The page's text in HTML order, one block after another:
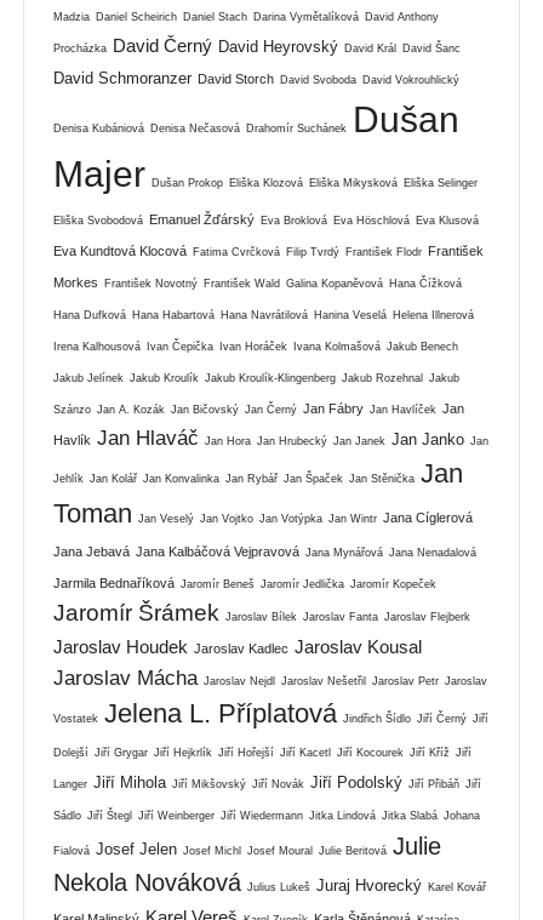
Madzia Daniel Scheirich Daniel Stach Darina Vymětalíková David Anthony
Procházka David Černý David Heyrovský David Král David Šanc
David Schmoranzer David Storch David Svoboda David Vokrouhlický
Denisa Kubániová Denisa Nečasová Drahomír Suchánek
Dušan
Majer Dušan Prokop Eliška Klozová Eliška Mikysková Eliška Selinger
Eliška Svobodová Emanuel Žďárský Eva Broklová Eva Höschlová Eva Klusová
Eva Kundtová Klocová Fatima Cvrčková Filip Tvrdý František Flodr František
Morkes František Novotný František Wald Galina Kopaněvová Hana Čížková
Hana Dufková Hana Habartová Hana Navrátilová Hanina Veselá Helena Illnerová
Irena Kalhousová Ivan Čepička Ivan Horáček Ivana Kolmašová Jakub Benech
Jakub Jelínek Jakub Kroulík Jakub Kroulík-Klingenberg Jakub Rozehnal Jakub
Szánzo Jan A. Kozák Jan Bičovský Jan Černý Jan Fábry Jan Havlíček Jan
Havlík Jan Hlaváč Jan Hora Jan Hrubecký Jan Janek Jan Janko Jan
Jehlík Jan Kolář Jan Konvalinka Jan Rybář Jan Špaček Jan Stěnička Jan
Toman
Jan Veselý Jan Vojtko Jan Votýpka Jan Wintr Jana Cíglerová
Jana Jebavá Jana Kalbáčová Vejpravová Jana Mynářová Jana Nenadalová
Jarmila Bednaříková Jaromír Beneš Jaromír Jedlička Jaromír Kopeček
Jaromír Šrámek Jaroslav Bílek Jaroslav Fanta Jaroslav Flejberk
Jaroslav Houdek Jaroslav Kadlec Jaroslav Kousal
Jaroslav Mácha Jaroslav Nejdl Jaroslav Nešetřil Jaroslav Petr Jaroslav
Vostatek Jelena L. Příplatová Jindřich Šídlo Jiří Černý Jiří
Dolejší Jiří Grygar Jiří Hejkrlík Jiří Hořejší Jiří Kacetl Jiří Kocourek Jiří Kříž Jiří
Langer Jiří Mihola Jiří Mikšovský Jiří Novák Jiří Podolský Jiří Přibáň Jiří
Sádlo Jiří Štegl Jiří Weinberger Jiří Wiedermann Jitka Lindová Jitka Slabá Johana
Fialová Josef Jelen Josef Michl Josef Moural Julie Beritová Julie
Nekola Nováková Julius Lukeš Juraj Hvorecký Karel Kovář